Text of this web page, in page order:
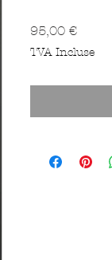
95,00 €Prix
TVA Incluse